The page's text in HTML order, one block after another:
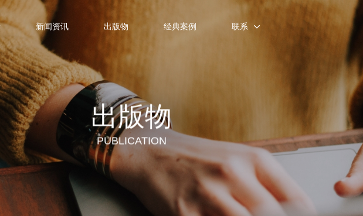
新闻资讯 出版物 经典案例 联系
出版物
PUBLICATION